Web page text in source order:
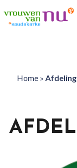
Home»